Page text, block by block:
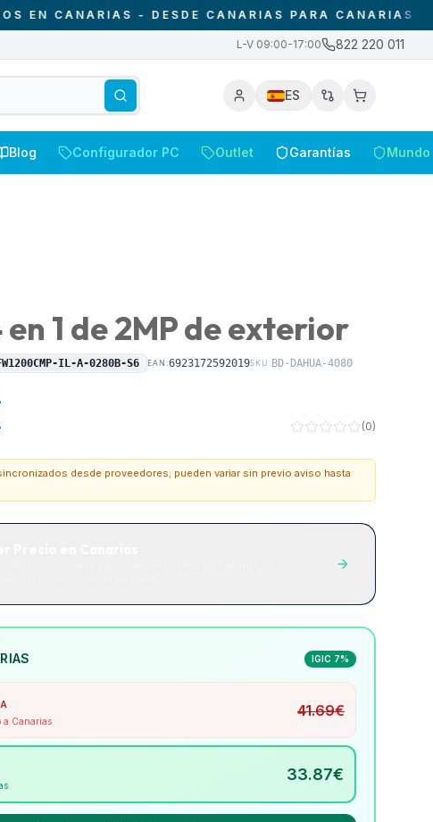
CANARIAS - DESDE CANARIAS PARA CANARIAS•
L-V 09:00-17:00 822 220 011
ES
Blog Configurador PC Outlet Garantías
1 de 2MP de exterior
IL-A-0280B-S6 EAN:6923172592019SKU: BD-DAHUA-4080
(0)
desde proveedores; pueden variar sin previo aviso hasta
IGIC 7%
a Canarias
41.69€
33.87€